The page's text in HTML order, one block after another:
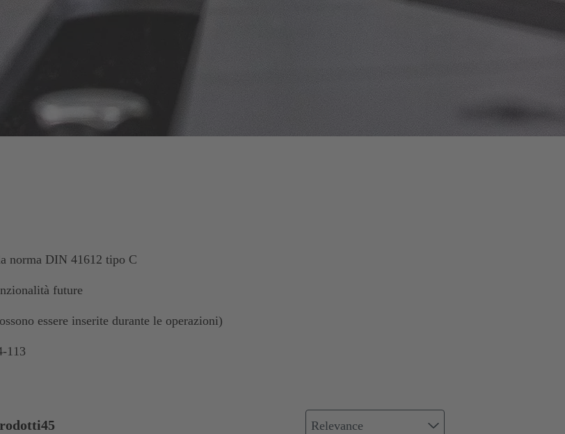
norma DIN 41612 tipo C
future
essere inserite durante le operazioni)
113
45 Relevance